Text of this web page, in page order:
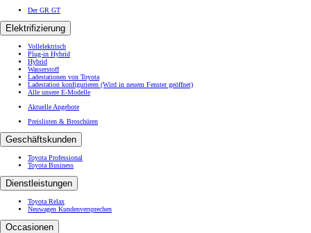
Der GR GT
Elektrifizierung
Vollelektrisch
Plug-in Hybrid
Hybrid
Wasserstoff
Ladestationen von Toyota
Ladestation konfigurieren (Wird in neuem Fenster geöffnet)
Alle unsere E-Modelle
Aktuelle Angebote
Preislisten & Broschüren
Geschäftskunden
Toyota Professional
Toyota Business
Dienstleistungen
Toyota Relax
Neuwagen Kundenversprechen
Occasionen